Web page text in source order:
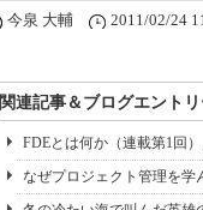
今泉 大輔 2011/02/24
関連記事＆ブログエント
FDEとは何か（連載第1回
なぜプロジェクト管理を学